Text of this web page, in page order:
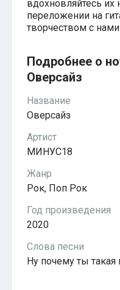
Красавица и чудовище
из мультфильмов Disney
Моана (Disney)
Ходячий замок Хаула
Для обучения
1-ой класс обучения
2-ий класс обучения
Для детского сада
Ноты для младшей группы
Ноты для средней группы
Ноты для старшей группы
Духовная музыка
Христианская музыка
Госпел
The Legend Of Zelda
Friday Night Funkin’
для различных игр
Minecraft
Five Nights at Freddy’s
вдохновляйтесь
переложении на
творчеством с
Подробнее о
Оверсайз
Название
Оверсайз
Артист
МИНУС18
Жанр
Рок, Поп Рок
Год произведения
2020
Слова песни
Ну почему ты такая